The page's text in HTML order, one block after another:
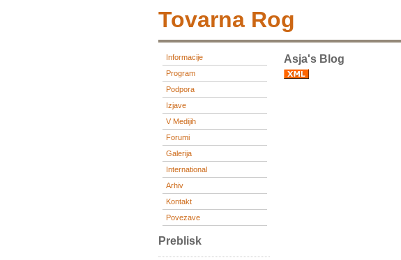
Tovarna Rog
Informacije
Program
Podpora
Izjave
V Medijih
Forumi
Galerija
International
Arhiv
Kontakt
Povezave
Preblisk
Asja's Blog